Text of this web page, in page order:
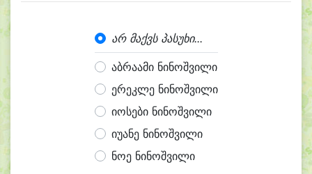
არ მაქვს პასუხი...
აბრაამი ნინოშვილი
ერეკლე ნინოშვილი
იოსები ნინოშვილი
იუანე ნინოშვილი
ნოე ნინოშვილი